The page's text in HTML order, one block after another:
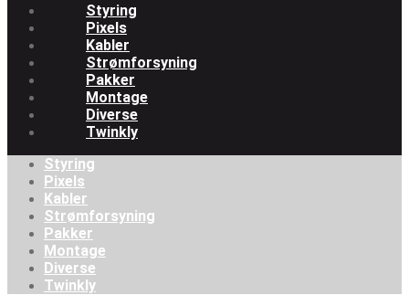
Styring
Pixels
Kabler
Strømforsyning
Pakker
Montage
Diverse
Twinkly
Styring
Pixels
Kabler
Strømforsyning
Pakker
Montage
Diverse
Twinkly